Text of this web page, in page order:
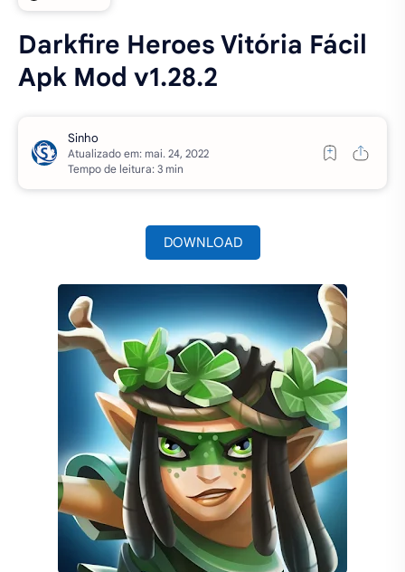
Darkfire Heroes Vitória Fácil
Apk Mod v1.28.2
Atualizado em:
Tempo de leitura: 3 min
DOWNLOAD